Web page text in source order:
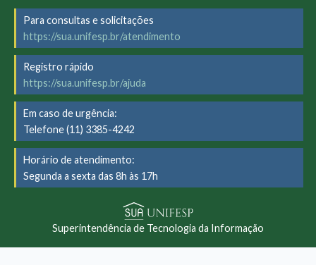
Para consultas e solicitações
https://sua.unifesp.br/atendimento
Registro rápido
https://sua.unifesp.br/ajuda
Em caso de urgência:
Telefone (11) 3385-4242
Horário de atendimento:
Segunda a sexta das 8h às 17h
Superintendência de Tecnologia da Informação